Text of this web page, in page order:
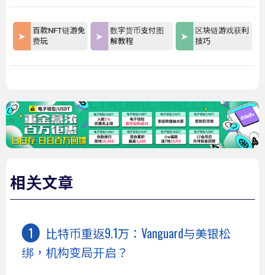
百款NFT链游免
费玩
数字货币支付图
解教程
区块链游戏获利
技巧
相关文章
比特币重返9.1万：Vanguard与美银松
绑，机构变局开启？